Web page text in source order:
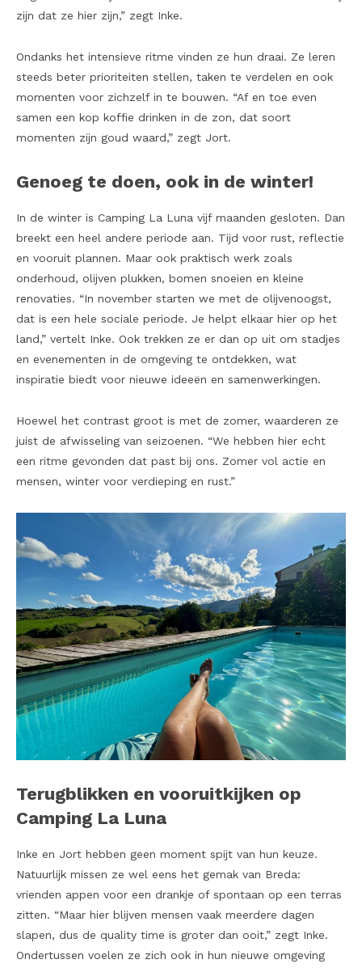
zijn dat ze hier zijn,” zegt Inke.
Ondanks het intensieve ritme vinden ze hun draai. Ze leren
steeds beter prioriteiten stellen, taken te verdelen en ook
momenten voor zichzelf in te bouwen. “Af en toe even
samen een kop koffie drinken in de zon, dat soort
momenten zijn goud waard,” zegt Jort.
Genoeg te doen, ook in de winter!
In de winter is Camping La Luna vijf maanden gesloten. Dan
breekt een heel andere periode aan. Tijd voor rust, reflectie
en vooruit plannen. Maar ook praktisch werk zoals
onderhoud, olijven plukken, bomen snoeien en kleine
renovaties. “In november starten we met de olijvenoogst,
dat is een hele sociale periode. Je helpt elkaar hier op het
land,” vertelt Inke. Ook trekken ze er dan op uit om stadjes
en evenementen in de omgeving te ontdekken, wat
inspiratie biedt voor nieuwe ideeën en samenwerkingen.
Hoewel het contrast groot is met de zomer, waarderen ze
juist de afwisseling van seizoenen. “We hebben hier echt
een ritme gevonden dat past bij ons. Zomer vol actie en
mensen, winter voor verdieping en rust.”
Terugblikken en vooruitkijken op
Camping La Luna
Inke en Jort hebben geen moment spijt van hun keuze.
Natuurlijk missen ze wel eens het gemak van Breda:
vrienden appen voor een drankje of spontaan op een terras
zitten. “Maar hier blijven mensen vaak meerdere dagen
slapen, dus de quality time is groter dan ooit,” zegt Inke.
Ondertussen voelen ze zich ook in hun nieuwe omgeving